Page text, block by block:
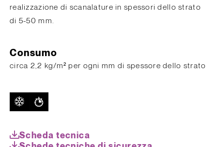
realizzazione di scanalature in spessori dello strato
di 5-50 mm.
Consumo
circa 2,2 kg/m² per ogni mm di spessore dello strato
Scheda tecnica